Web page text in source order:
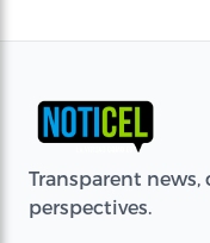
Transparent
perspectives.